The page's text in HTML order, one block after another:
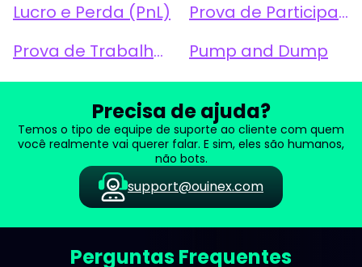
Lucro e Perda (PnL)
Prova de Participação (PoS)
Prova de Trabalho (PoW)
Pump and Dump
Precisa de ajuda?
Temos o tipo de equipe de suporte ao cliente com quem
você realmente vai querer falar. E sim, eles são humanos,
não bots.
support@ouinex.com
Perguntas Frequentes